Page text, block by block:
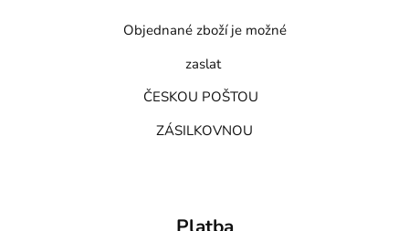
Objednané zboží je možné
zaslat
ČESKOU POŠTOU
ZÁSILKOVNOU